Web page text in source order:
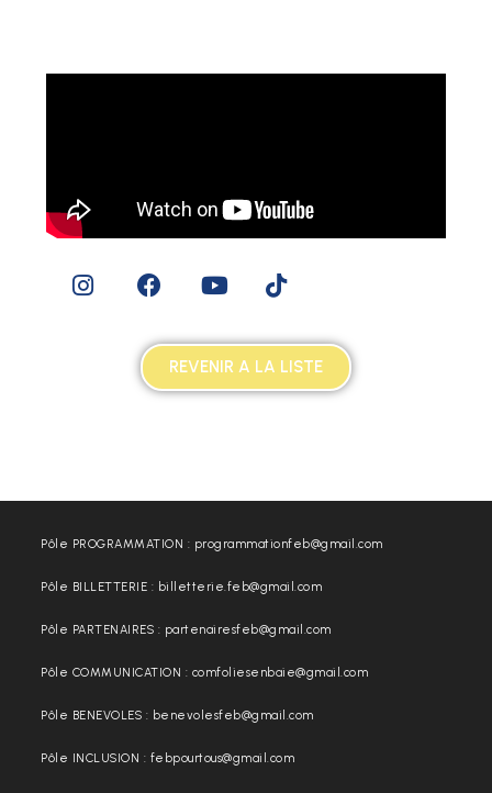
REVENIR A LA LISTE
Pôle PROGRAMMATION : programmationfeb@gmail.com
Pôle BILLETTERIE : billetterie.feb@gmail.com
Pôle PARTENAIRES : partenairesfeb@gmail.com
Pôle COMMUNICATION : comfoliesenbaie@gmail.com
Pôle BENEVOLES : benevolesfeb@gmail.com
Pôle INCLUSION : febpourtous@gmail.com